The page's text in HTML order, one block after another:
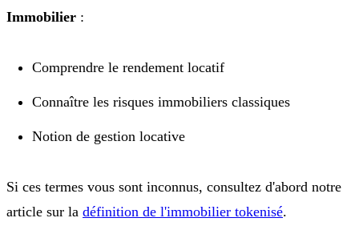
Immobilier :
Comprendre le rendement locatif
Connaître les risques immobiliers classiques
Notion de gestion locative
Si ces termes vous sont inconnus, consultez d'abord notre
article sur la définition de l'immobilier tokenisé.